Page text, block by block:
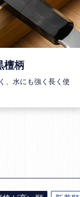
檀柄
、水にも強く長く使